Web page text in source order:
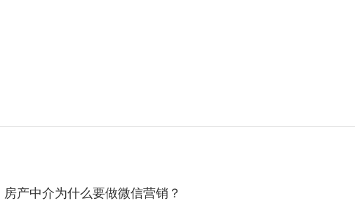
房产中介为什么要做微信营销？